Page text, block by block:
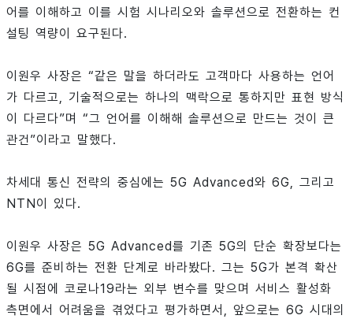
어를 이해하고 이를 시험 시나리오와 솔루션으로 전환하는 컨
설팅 역량이 요구된다.
이원우 사장은 “같은 말을 하더라도 고객마다 사용하는 언어
가 다르고, 기술적으로는 하나의 맥락으로 통하지만 표현 방식
이 다르다”며 “그 언어를 이해해 솔루션으로 만드는 것이 큰
관건”이라고 말했다.
차세대 통신 전략의 중심에는 5G Advanced와 6G, 그리고
NTN이 있다.
이원우 사장은 5G Advanced를 기존 5G의 단순 확장보다는
6G를 준비하는 전환 단계로 바라봤다. 그는 5G가 본격 확산
될 시점에 코로나19라는 외부 변수를 맞으며 서비스 활성화
측면에서 어려움을 겪었다고 평가하면서, 앞으로는 6G 시대의